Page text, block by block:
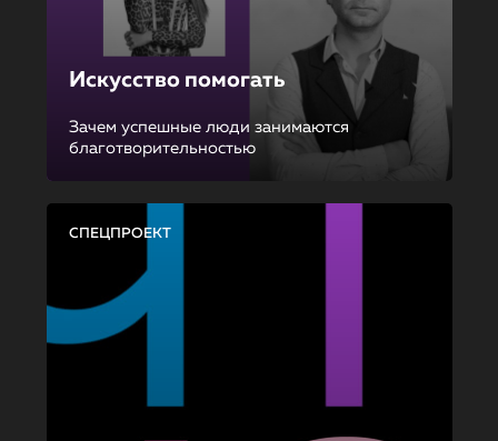
Искусство помогать
Зачем успешные люди занимаются
благотворительностью
СПЕЦПРОЕКТ